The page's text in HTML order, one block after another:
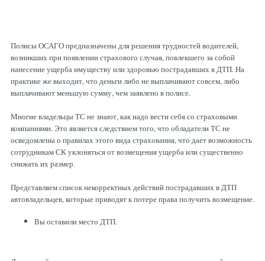
Полисы ОСАГО предназначены для решения трудностей водителей,
возникших при появлении страхового случая, повлекшего за собой
нанесение ущерба имуществу или здоровью пострадавших в ДТП. На
практике же выходит, что деньги либо не выплачивают совсем, либо
выплачивают меньшую сумму, чем заявлено в полисе.
Многие владельцы ТС не знают, как надо вести себя со страховыми
компаниями. Это является следствием того, что обладатели ТС не
осведомлены о правилах этого вида страхования, что дает возможность
сотрудникам СК уклоняться от возмещения ущерба или существенно
снижать их размер.
Представляем список некорректных действий пострадавших в ДТП
автовладельцев, которые приводят к потере права получить возмещение.
Вы оставили место ДТП.